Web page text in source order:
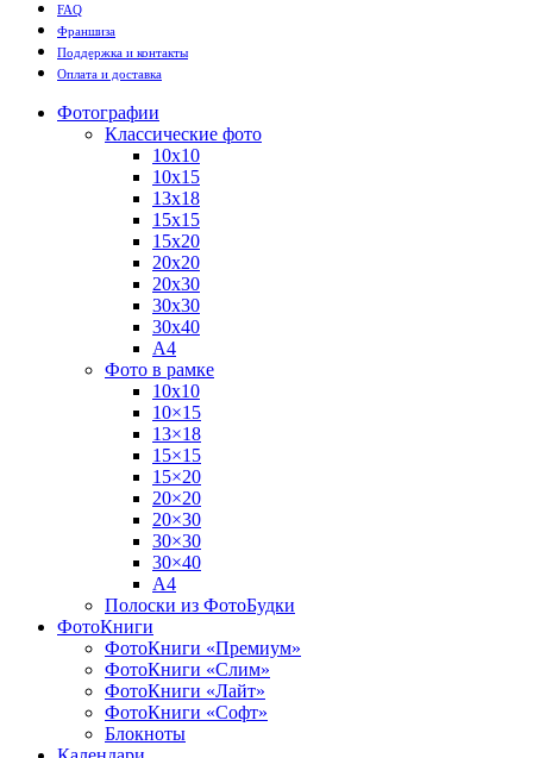
FAQ
Франшиза
Поддержка и контакты
Оплата и доставка
Фотографии
Классические фото
10х10
10х15
13х18
15х15
15х20
20х20
20х30
30х30
30х40
А4
Фото в рамке
10х10
10×15
13×18
15×15
15×20
20×20
20×30
30×30
30×40
A4
Полоски из ФотоБудки
ФотоКниги
ФотоКниги «Премиум»
ФотоКниги «Слим»
ФотоКниги «Лайт»
ФотоКниги «Софт»
Блокноты